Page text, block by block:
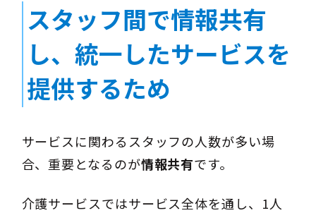
スタッフ間で情報共有
し、統一したサービスを
提供するため
サービスに関わるスタッフの人数が多い場
合、重要となるのが情報共有です。
介護サービスではサービス全体を通し、1人